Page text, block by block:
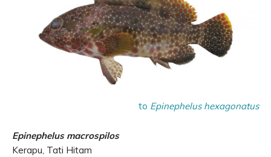
to Epinephelus hexagonatus
Epinephelus macrospilos
Kerapu, Tati Hitam